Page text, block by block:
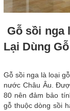
Gỗ sồi nga
Lại Dùng
Gỗ sồi nga là loại
nước Châu Âu.
80 nên đảm bảo
gỗ thuộc dòng sồi